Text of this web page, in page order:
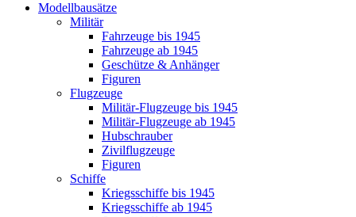
Modellbausätze
Militär
Fahrzeuge bis 1945
Fahrzeuge ab 1945
Geschütze & Anhänger
Figuren
Flugzeuge
Militär-Flugzeuge bis 1945
Militär-Flugzeuge ab 1945
Hubschrauber
Zivilflugzeuge
Figuren
Schiffe
Kriegsschiffe bis 1945
Kriegsschiffe ab 1945